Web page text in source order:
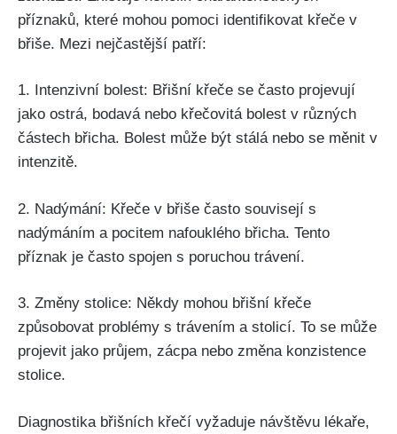
příznaků, které mohou ⁢pomoci identifikovat křeče v
břiše. Mezi nejčastější patří:
1. Intenzivní bolest: Břišní⁢ křeče⁢ se často projevují
⁤jako ostrá, bodavá⁢ nebo křečovitá ⁣bolest v různých
částech břicha. Bolest může být stálá nebo se měnit v
intenzitě.
2. Nadýmání: Křeče ​v břiše​ často⁤ souvisejí s
⁤nadýmáním a pocitem nafouklého břicha. Tento
příznak je často spojen‍ s poruchou trávení.
3.⁢ Změny⁣ stolice: ‌Někdy ‍mohou břišní křeče
způsobovat problémy‍ s ⁢trávením‌ a stolicí.⁢ To se může
projevit jako průjem, zácpa nebo ‍změna konzistence
stolice.
Diagnostika břišních‌ křečí vyžaduje návštěvu lékaře,